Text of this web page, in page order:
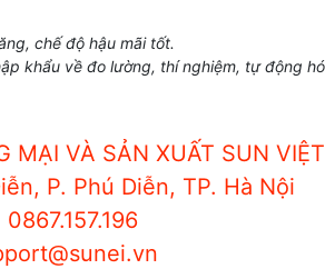
chế độ hậu mãi tốt.
khẩu về đo lường, thí nghiệm, tự động
MẠI VÀ SẢN XUẤT SUN VIỆT
P. Phú Diễn, TP. Hà Nội